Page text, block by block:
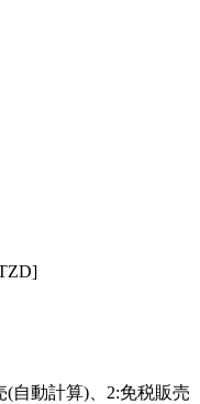
(自動計算)、2:免税販売